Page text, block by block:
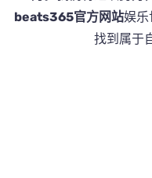
beats365官方网站娱乐
找到属于